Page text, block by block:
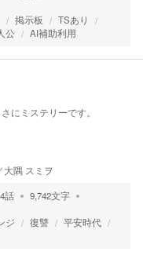
掲示板
TSあり
公 AI補助利用
にミステリーです。
大隅 スミヲ
4話 9,742文字
ジ 復讐
平安時代